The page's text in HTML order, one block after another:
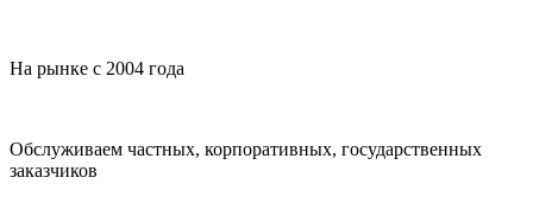
На рынке с 2004 года
Обслуживаем частных, корпоративных, государственных
заказчиков